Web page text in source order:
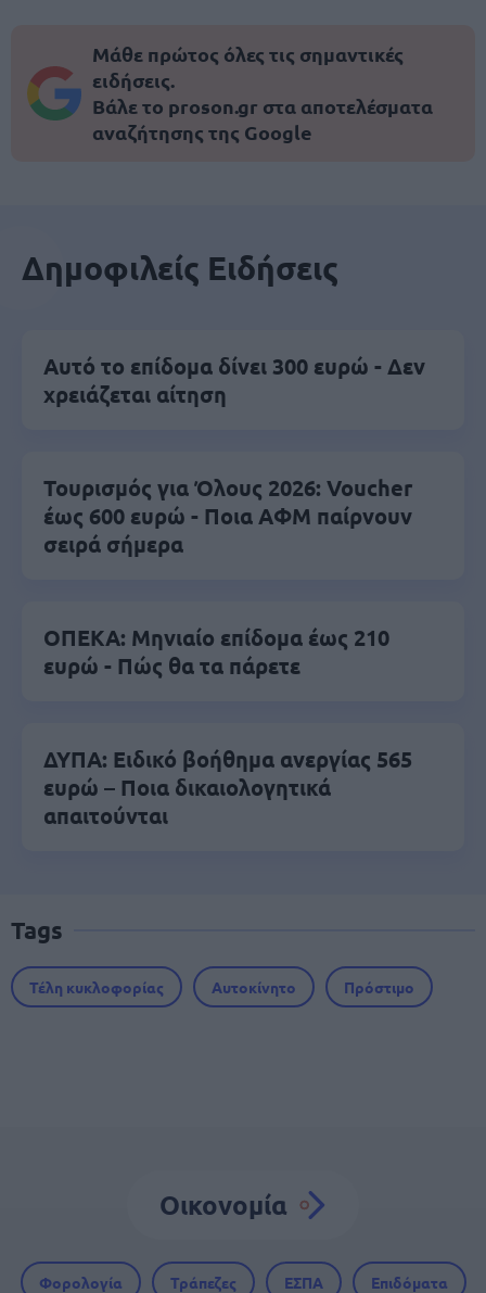
Μάθε πρώτος όλες τις σημαντικές
ειδήσεις.
Βάλε το proson.gr στα αποτελέσματα
αναζήτησης της Google
Δημοφιλείς Ειδήσεις
Αυτό το επίδομα δίνει 300 ευρώ - Δεν
χρειάζεται αίτηση
Τουρισμός για Όλους 2026: Voucher
έως 600 ευρώ - Ποια ΑΦΜ παίρνουν
σειρά σήμερα
ΟΠΕΚΑ: Μηνιαίο επίδομα έως 210
ευρώ - Πώς θα τα πάρετε
ΔΥΠΑ: Ειδικό βοήθημα ανεργίας 565
ευρώ – Ποια δικαιολογητικά
απαιτούνται
Tags
Τέλη κυκλοφορίας Αυτοκίνητο Πρόστιμο
Οικονομία
Φορολογία Τράπεζες ΕΣΠΑ Επιδόματα